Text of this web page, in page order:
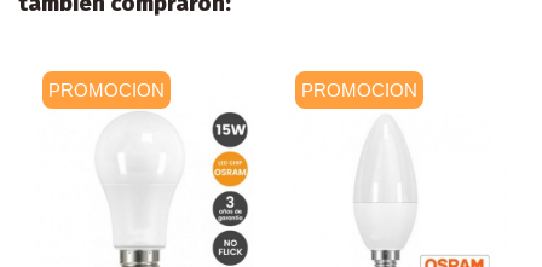
PROMOCION PROMOCION